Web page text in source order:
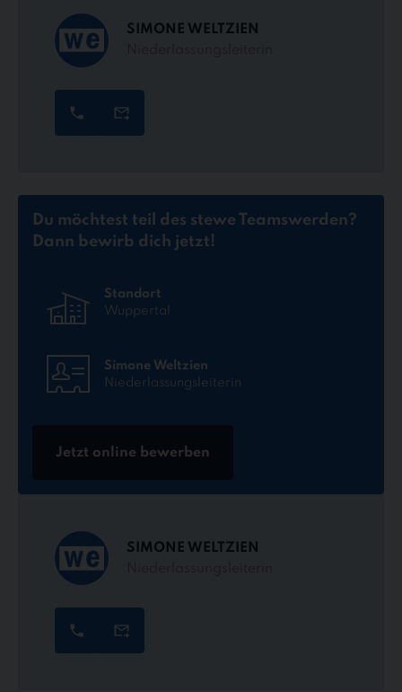
SIMONE WELTZIEN
Du möchtest teil des stewe Teamswerden?
Dann bewirb dich jetzt!
Standort
Wuppertal
Simone Weltzien
Niederlassungsleiterin
Jetzt online bewerben
SIMONE WELTZIEN